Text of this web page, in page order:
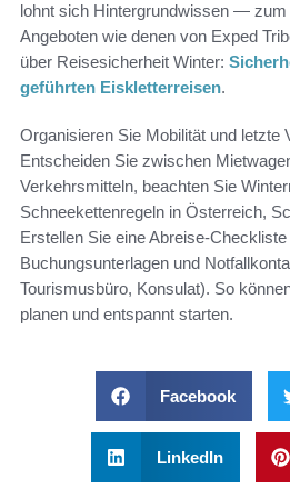
lohnt sich Hintergrundwissen — zum
Angeboten wie denen von Exped
über Reisesicherheit Winter:
geführten Eiskletterreisen.
Organisieren Sie Mobilität und letzte
Entscheiden Sie zwischen
Verkehrsmitteln, beachten Sie
Schneekettenregeln in Österreich,
Erstellen Sie eine Abreise-
Buchungsunterlagen und
Tourismusbüro, Konsulat). So
planen und entspannt starten.
Facebook
LinkedIn